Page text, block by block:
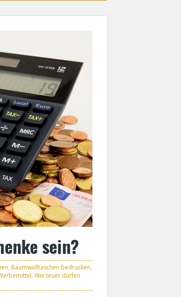
sein?
,Baumwolltaschen bedrucken,
,Wie teuer dürfen